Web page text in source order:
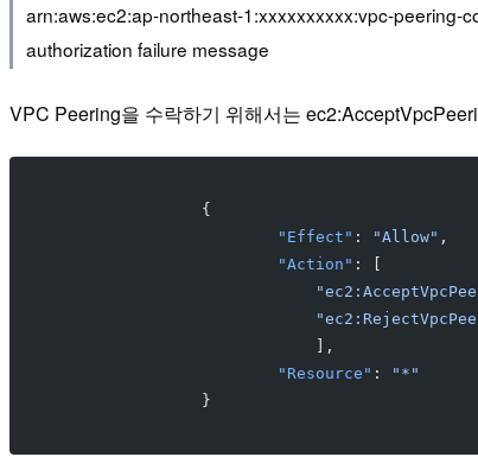
arn:aws:ec2:ap-northeast-1:xxxxxxxxxx:vpc-peering-
authorization failure message
VPC Peering을 수락하기 위해서는
		{
			"Effect"
: "Allow" ,
			"Action"
: [
			    ],
			"Resource"
:
"*"
		}